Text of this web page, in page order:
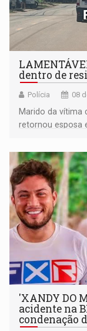
dentro de
Polícia 08
Marido da vítima
retornou esposa
'XANDY DO
acidente na
condenação